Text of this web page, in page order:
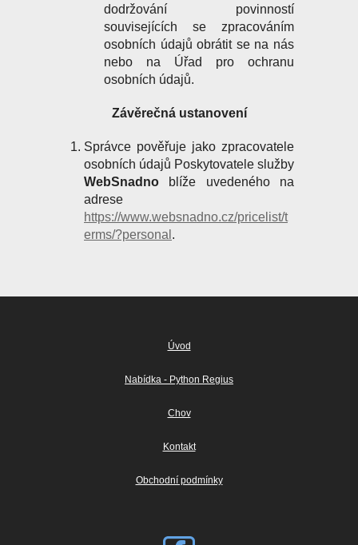
dodržování povinností
souvisejících se zpracováním
osobních údajů obrátit se na nás
nebo na Úřad pro ochranu
osobních údajů.
Závěrečná ustanovení
Správce pověřuje jako zpracovatele
osobních údajů Poskytovatele služby
WebSnadno blíže uvedeného na
adrese
https://www.websnadno.cz/pricelist/t
erms/?personal .
Úvod
Nabídka - Python Regius
Chov
Kontakt
Obchodní podmínky